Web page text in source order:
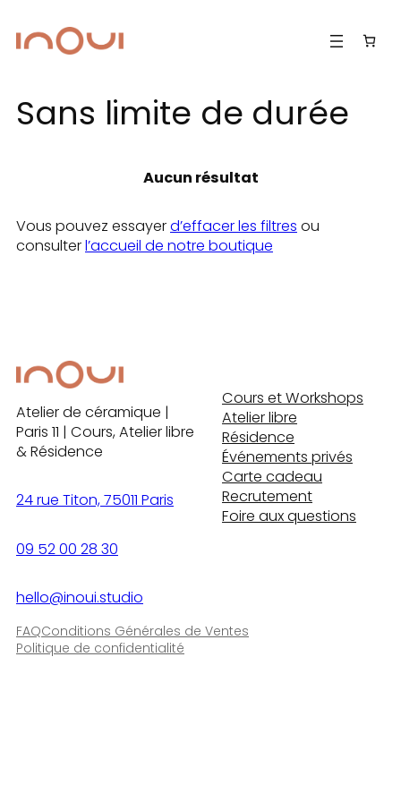
au
contenu
Sans limite de durée
Aucun résultat
Vous pouvez essayerd’effacer les filtres ou
consulterl’accueil de notre boutique
Atelier de céramique |
Paris 11 | Cours, Atelier libre
& Résidence
24 rue Titon, 75011 Paris
09 52 00 28 30
hello@inoui.studio
Cours et Workshops
Atelier libre
Résidence
Événements privés
Carte cadeau
Recrutement
Foire aux questions
FAQConditions Générales de Ventes
Politique de confidentialité